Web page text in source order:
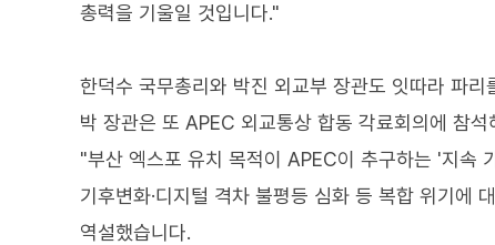
총력을 기울일 것입니다."
한덕수 국무총리와 박진 외교부 장관도 잇따라 파
박 장관은 또 APEC 외교통상 합동 각료회의에 참
"부산 엑스포 유치 목적이 APEC이 추구하는 '지속
기후변화·디지털 격차 불평등 심화 등 복합 위기에
역설했습니다.